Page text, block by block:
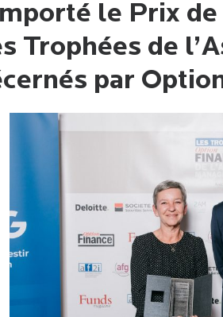
le Prix
Trophées de
par